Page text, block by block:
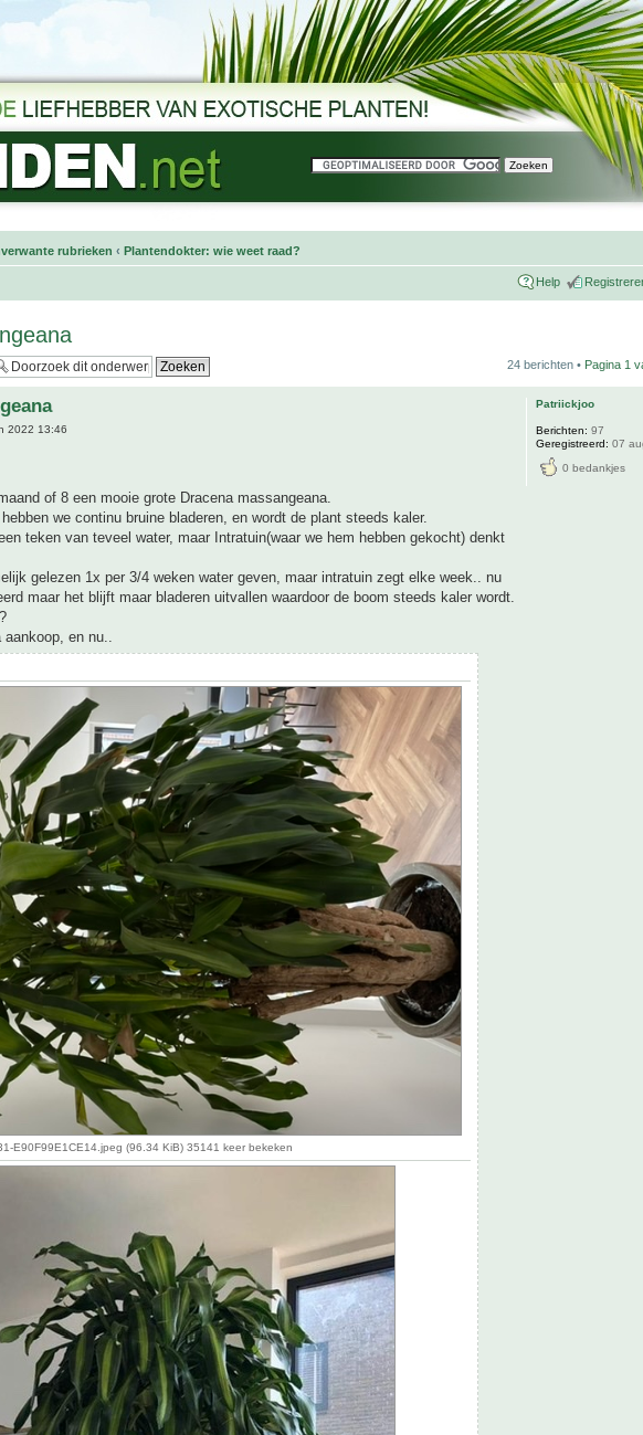
rubrieken ‹ Plantendokter: wie weet raad?
Help
24 berichten • Pagina 1
2022 13:46
of 8 een mooie grote Dracena massangeana.
we continu bruine bladeren, en wordt de plant steeds kaler.
teken van teveel water, maar Intratuin(waar we hem hebben gekocht) denkt
gelezen 1x per 3/4 weken water geven, maar intratuin zegt elke week.. nu
maar het blijft maar bladeren uitvallen waardoor de boom steeds kaler wordt.
aankoop, en nu..
E90F99E1CE14.jpeg (96.34 KiB) 35141 keer bekeken
Patriickjoo
Berichten: 97
Geregistreerd: 07
0 bedankjes